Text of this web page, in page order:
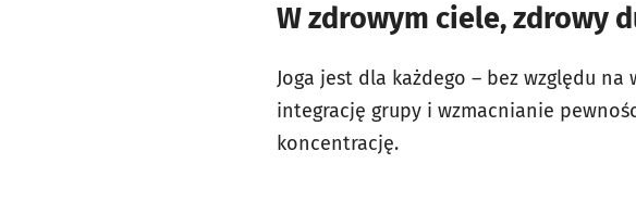
W zdrowym ciele, zdrowy
Joga jest dla każdego – bez względu na
integrację grupy i wzmacnianie
koncentrację.